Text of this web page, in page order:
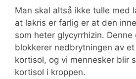
Man skal altså ikke tulle med
at lakris er farlig er at den
som heter glycyrrhizin. Denne
blokkerer nedbrytningen av
kortisol, og vi mennesker blir
kortisol i kroppen.